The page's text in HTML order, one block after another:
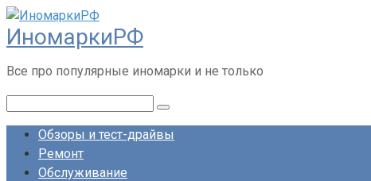
Перейти
к
контенту
ИномаркиРФ
Все про популярные иномарки и не только
Обзоры и тест-драйвы
Ремонт
Обслуживание